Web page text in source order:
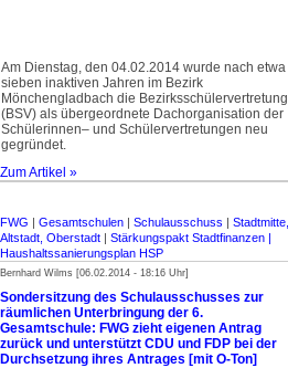
Am Dienstag, den 04.02.2014 wurde nach etwa
sieben inaktiven Jahren im Bezirk
Mönchengladbach die Bezirksschüler­vertretung
(BSV) als übergeordnete Dachorganisation der
Schülerinnen– und Schülervertretungen neu
gegründet.
Zum Artikel »
FWG | Gesamtschulen | Schulausschuss | Stadtmitte,
Altstadt, Oberstadt | Stärkungspakt Stadt­finanzen |
Haus­halts­sanierungsplan HSP
Bernhard Wilms [06.02.2014 - 18:16 Uhr]
Sondersitzung des Schulausschusses zur
räumlichen Unterbringung der 6.
Gesamtschule: FWG zieht eigenen Antrag
zurück und unterstützt CDU und FDP bei der
Durchsetzung ihres Antrages [mit O-Ton]